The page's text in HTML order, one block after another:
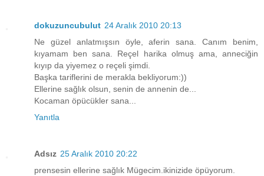
dokuzuncubulut 24 Aralık 2010 20:13
Ne güzel anlatmışsın öyle, aferin sana. Canım benim,
kıyamam ben sana. Reçel harika olmuş ama, anneciğin
kıyıp da yiyemez o reçeli şimdi.
Başka tariflerini de merakla bekliyorum:))
Ellerine sağlık olsun, senin de annenin de...
Kocaman öpücükler sana...
Yanıtla
Adsız 25 Aralık 2010 20:22
prensesin ellerine sağlık Mügecim.ikinizide öpüyorum.